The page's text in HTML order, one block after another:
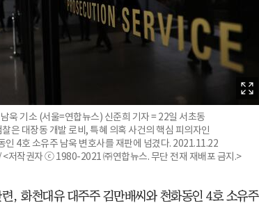
욱 기소 (서울=연합뉴스) 신준희 기자 = 22일 서초동
은 대장동 개발 로비, 특혜 의혹 사건의 핵심 피의자인
4호 소유주 남욱 변호사를 재판에 넘겼다. 2021.11.22
작권자 ⓒ 1980-2021 ㈜연합뉴스. 무단 전재 재배포 금지.>
, 화천대유 대주주 김만배씨와 천화동인 4호 소유주